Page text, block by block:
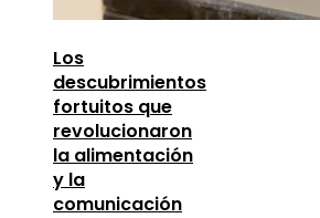
Los
descubrimientos
fortuitos que
revolucionaron
la alimentación
y la
comunicación